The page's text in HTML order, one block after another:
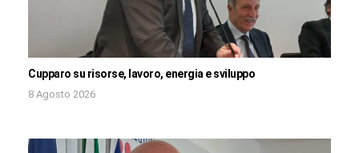
Cupparo su risorse, lavoro, energia e sviluppo
8 Agosto 2026